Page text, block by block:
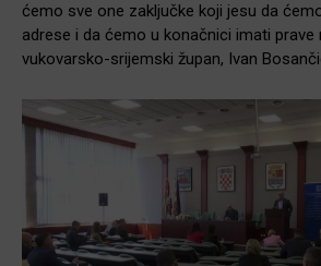
ćemo sve one zaključke koji jesu da
adrese i da ćemo u konačnici imati prave
vukovarsko-srijemski župan, Ivan